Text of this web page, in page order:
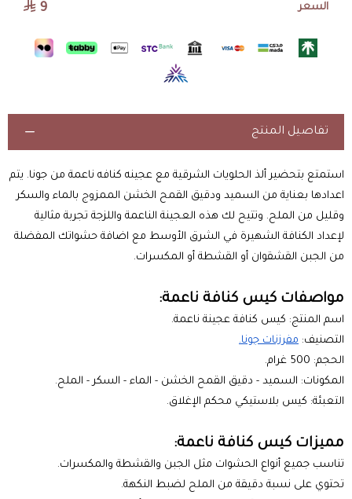
السعر 9
تفاصيل المنتج
استمتع بتحضير ألذ الحلويات الشرقية مع عجينه كنافه ناعمة من جونا. يتم
اعدادها بعناية من السميد ودقيق القمح الخشن الممزوج بالماء والسكر
وقليل من الملح. وتتيح لك هذه العجينة الناعمة واللزجة تجربة مثالية
لإعداد الكنافة الشهيرة في الشرق الأوسط مع اضافة حشواتك المفضلة
من الجبن القشقوان أو القشطة أو المكسرات.
مواصفات كيس كنافة ناعمة:
اسم المنتج: كيس كنافة عجينة ناعمة.
التصنيف: مفرزنات جونا.
الحجم: 500 غرام.
المكونات: السميد - دقيق القمح الخشن - الماء - السكر - الملح.
التعبئة: كيس بلاستيكي محكم الإغلاق.
مميزات كيس كنافة ناعمة:
تناسب جميع أنواع الحشوات مثل الجبن والقشطة والمكسرات.
تحتوي على نسبة دقيقة من الملح لضبط النكهة.